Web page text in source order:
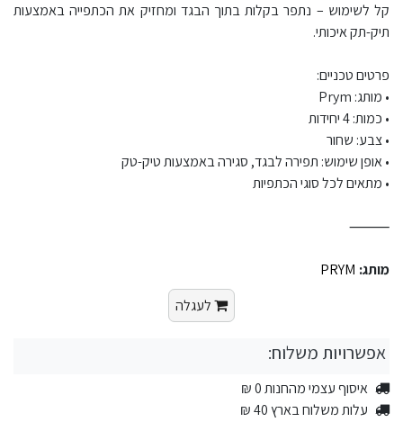
קל לשימוש – נתפר בקלות בתוך הבגד ומחזיק את הכתפייה באמצעות
תיק-תק איכותי.
פרטים טכניים:
• מותג: Prym
• כמות: 4 יחידות
• צבע: שחור
• אופן שימוש: תפירה לבגד, סגירה באמצעות טיק-טק
• מתאים לכל סוגי הכתפיות
⸻
מותג: PRYM
לעגלה
אפשרויות משלוח:
איסוף עצמי מהחנות 0 ₪
עלות משלוח בארץ 40 ₪